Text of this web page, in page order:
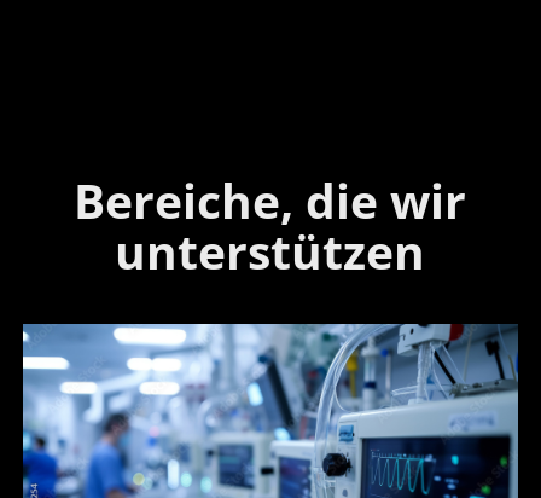
Bereiche, die wir
unterstützen